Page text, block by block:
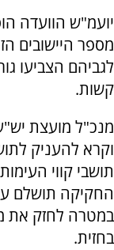
יועמ"ש הוועדה
מספר היישובים
לגביהם הצביעו
קשות.
מנכ"ל מועצת
וקרא להעניק
תושבי קווי
החקיקה תושלם
במטרה לחזק את
בחזית.